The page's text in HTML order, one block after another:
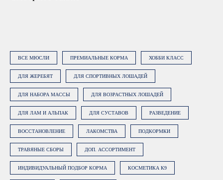
ВСЕ МЮСЛИ ПРЕМИАЛЬНЫЕ КОРМА ХОББИ КЛАСС
ДЛЯ ЖЕРЕБЯТ ДЛЯ СПОРТИВНЫХ ЛОШАДЕЙ
ДЛЯ НАБОРА МАССЫ ДЛЯ ВОЗРАСТНЫХ ЛОШАДЕЙ
ДЛЯ ЛАМ И АЛЬПАК ДЛЯ СУСТАВОВ РАЗВЕДЕНИЕ
ВОССТАНОВЛЕНИЕ ЛАКОМСТВА ПОДКОРМКИ
ТРАВЯНЫЕ СБОРЫ ДОП. АССОРТИМЕНТ
ИНДИВИДУАЛЬНЫЙ ПОДБОР КОРМА КОСМЕТИКА К9
Нажимая на кнопку «Заказать
консультацию», вы даетесогласие на
обработку персональных данных.
Подробнее об обработке данных в
Политике.
ЗАКАЗАТЬ КОНСУЛЬТАЦИЮ